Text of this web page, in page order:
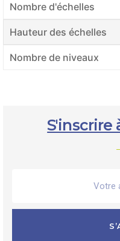
Nombre d'échelles
Hauteur des échelles
Nombre de niveaux
S'inscrire